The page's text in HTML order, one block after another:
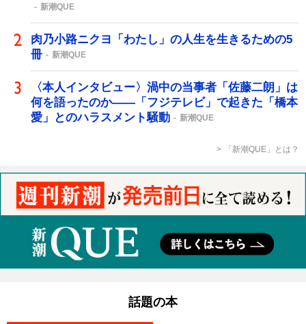
新潮QUE
肉乃小路ニクヨ「わたし」の人生を生きるための5
冊
新潮QUE
〈本人インタビュー〉渦中の当事者「佐藤二朗」は
何を語ったのか――「フジテレビ」で起きた「橋本
愛」とのハラスメント騒動
新潮QUE
「新潮QUE」とは？
話題の本